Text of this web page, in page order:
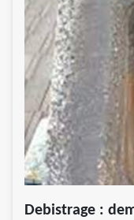
Debistrage :